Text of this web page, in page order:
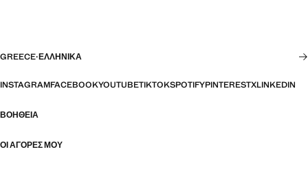
GREECE·ΕΛΛΗΝΙΚΆ
INSTAGRAMFACEBOOKYOUTUBETIKTOKSPOTIFYPINTERESTXLINKEDIN
ΒΟΉΘΕΙΑ
ΟΙ ΑΓΟΡΈΣ ΜΟΥ